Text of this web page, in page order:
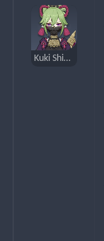
Kuki Shinobu